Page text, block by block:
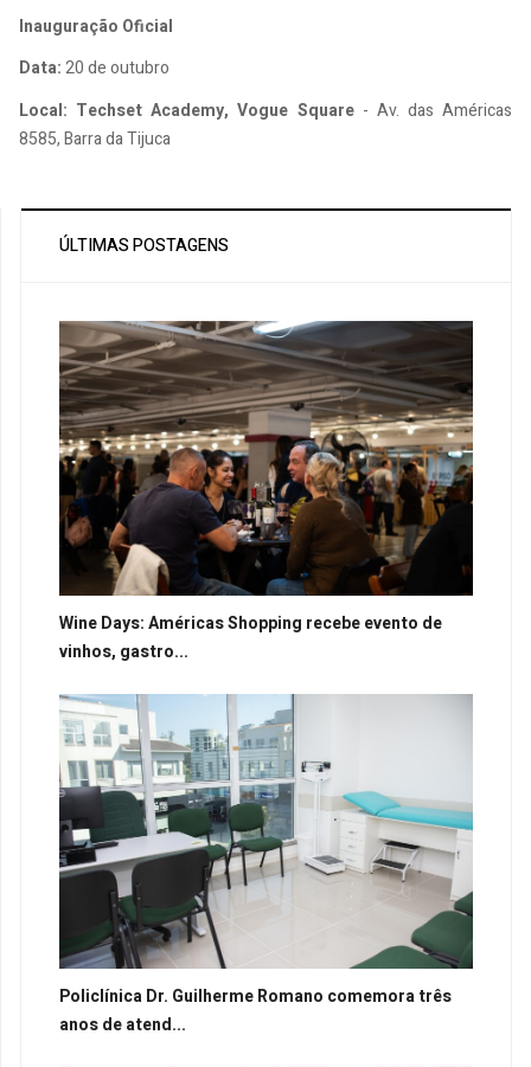
Inauguração Oficial
Data:20 de outubro
Local: Techset Academy,Vogue Square - Av. das Américas
8585, Barra da Tijuca
ÚLTIMAS POSTAGENS
Wine Days: Américas Shopping recebe evento de
vinhos, gastro...
Policlínica Dr. Guilherme Romano comemora três
anos de atend...